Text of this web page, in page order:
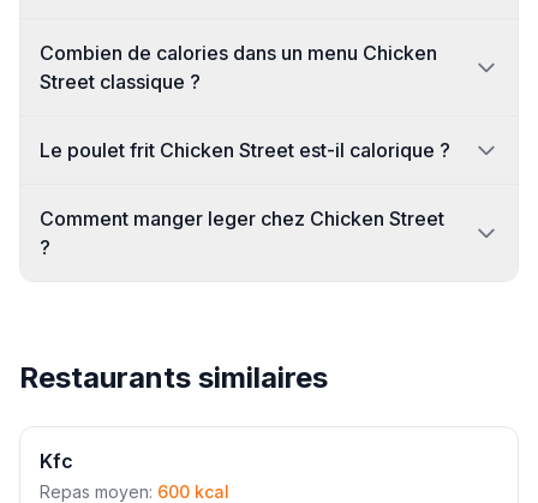
Combien de calories dans un menu Chicken
Street classique ?
Le poulet frit Chicken Street est-il calorique ?
Comment manger leger chez Chicken Street
?
Restaurants similaires
Kfc
Repas moyen: 600 kcal